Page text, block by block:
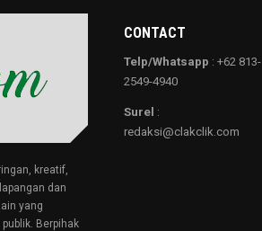
kreatif,
dan
yang
Berpihak
CONTACT
Telp/Whatsapp : +62 813-
2549-4940
Surel :
redaksi@clakclik.com